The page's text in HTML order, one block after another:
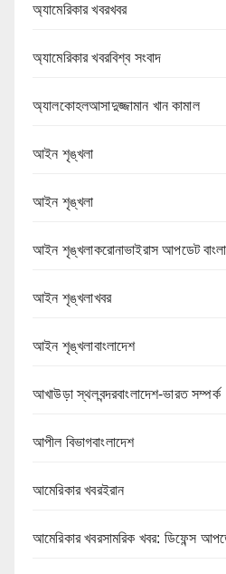
অ্যামেরিকার খবরখবর
অ্যামেরিকার খবরবিশ্ব সংবাদ
অ্যালকোহলআসাদুজ্জামান খান কামাল
আইন শৃঙ্খলা
আইন শৃঙ্খলা
আইন শৃঙ্খলাকরোনাভাইরাস আপডেট
আইন শৃঙ্খলাখবর
আইন শৃঙ্খলাবাংলাদেশ
আখাউড়া স্থলবন্দরবাংলাদেশ-ভারত সম্পর্ক
আপীল বিভাগবাংলাদেশ
আমেরিকার খবরইরান
আমেরিকার খবরসামরিক খবর: ডিফেন্স